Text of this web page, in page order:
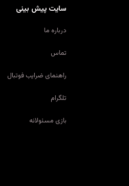
سایت پیش بینی
درباره ما
تماس
راهنمای ضرایب فوتبال
تلگرام
بازی مسئولانه